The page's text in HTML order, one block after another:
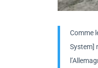
Comme
System]